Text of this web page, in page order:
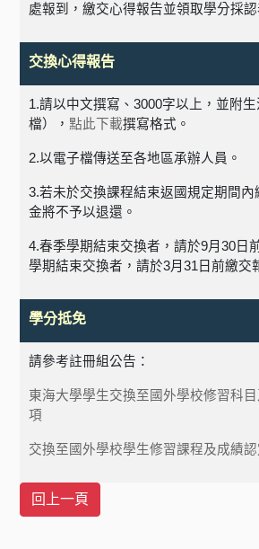
處報到，繳交心得報告並領取學分採認
交換心得報告
1.請以中文撰寫、3000字以上，並附
檔），點此下載撰寫格式。
2.以電子檔傳送至各地區承辦人員。
3.若未於交換課程結束返國規定期間內
金將不予以退還。
4.春季學期結束交換者，請於9月30日
學期結束交換者，請於3月31 日前繳交
學分抵免
請參考註冊組公告：
東海大學學生交換至國外學校修習科
項
交換至國外學校學生修習課程及成績